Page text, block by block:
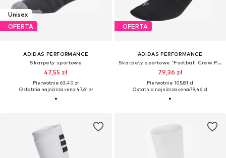
Unisex
OFERTA
ADIDAS PERFORMANCE
Skarpety sportowe
47,55 zł
Pierwotnie: 63,40 zł
Ostatnia najniższa cena:47,61 zł
OFERTA
ADIDAS PERFORMANCE
Skarpety sportowe 'Football Crew Performance'
79,36 zł
Pierwotnie: 105,81 zł
Ostatnia najniższa cena:79,46 zł